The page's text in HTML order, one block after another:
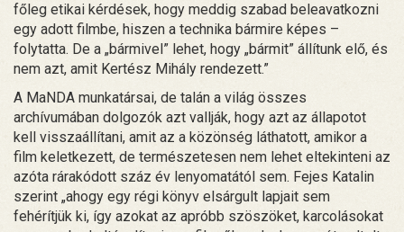
főleg etikai kérdések, hogy meddig szabad beleavatkozni
egy adott filmbe, hiszen a technika bármire képes –
folytatta. De a „bármivel” lehet, hogy „bármit” állítunk elő, és
nem azt, amit Kertész Mihály rendezett.”
A MaNDA munkatársai, de talán a világ összes
archívumában dolgozók azt vallják, hogy azt az állapotot
kell visszaállítani, amit az a közönség láthatott, amikor a
film keletkezett, de természetesen nem lehet eltekinteni az
azóta rárakódott száz év lenyomatától sem. Fejes Katalin
szerint „ahogy egy régi könyv elsárgult lapjait sem
fehérítjük ki, így azokat az apróbb szöszöket, karcolásokat